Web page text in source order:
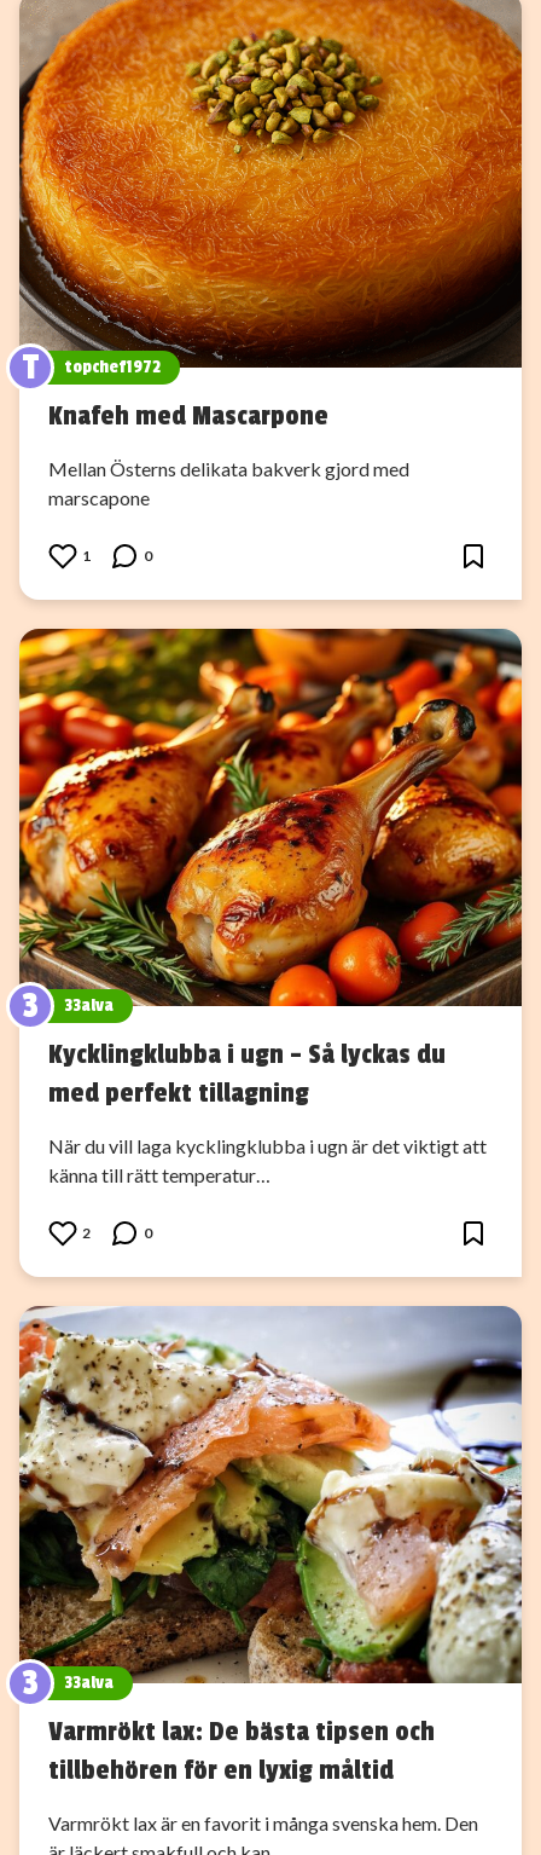
T topchef1972
Knafeh med Mascarpone
Mellan Österns delikata bakverk gjord med
marscapone
1 0
3 33alva
Kycklingklubba i ugn – Så lyckas du
med perfekt tillagning
När du vill laga kycklingklubba i ugn är det viktigt att
känna till rätt temperatur…
2 0
3 33alva
Varmrökt lax: De bästa tipsen och
tillbehören för en lyxig måltid
Varmrökt lax är en favorit i många svenska hem. Den